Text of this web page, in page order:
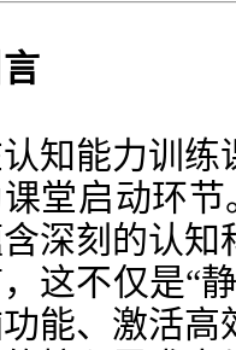
知能力训练
堂启动环
深刻的认知
这不仅是“
能、激活高